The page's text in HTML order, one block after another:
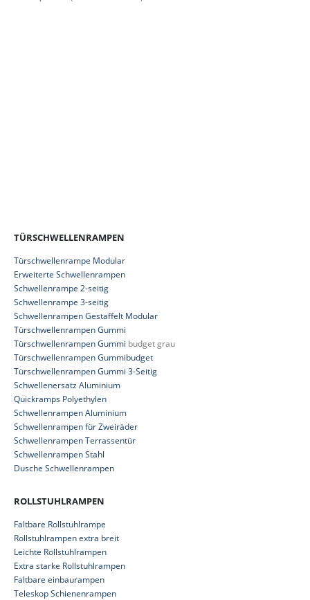
TÜRSCHWELLENRAMPEN
Türschwellenrampe Modular
Erweiterte Schwellenrampen
Schwellenrampe 2-seitig
Schwellenrampe 3-seitig
Schwellenrampen Gestaffelt Modular
Türschwellenrampen Gummi
Türschwellenrampen Gummi budget grau
Türschwellenrampen Gummibudget
Türschwellenrampen Gummi 3-Seitig
Schwellenersatz Aluminium
Quickramps Polyethylen
Schwellenrampen Aluminium
Schwellenrampen für Zweiräder
Schwellenrampen Terrassentür
Schwellenrampen Stahl
Dusche Schwellenrampen
ROLLSTUHLRAMPEN
Faltbare Rollstuhlrampe
Rollstuhlrampen extra breit
Leichte Rollstuhlrampen
Extra starke Rollstuhlrampen
Faltbare einbaurampen
Teleskop Schienenrampen